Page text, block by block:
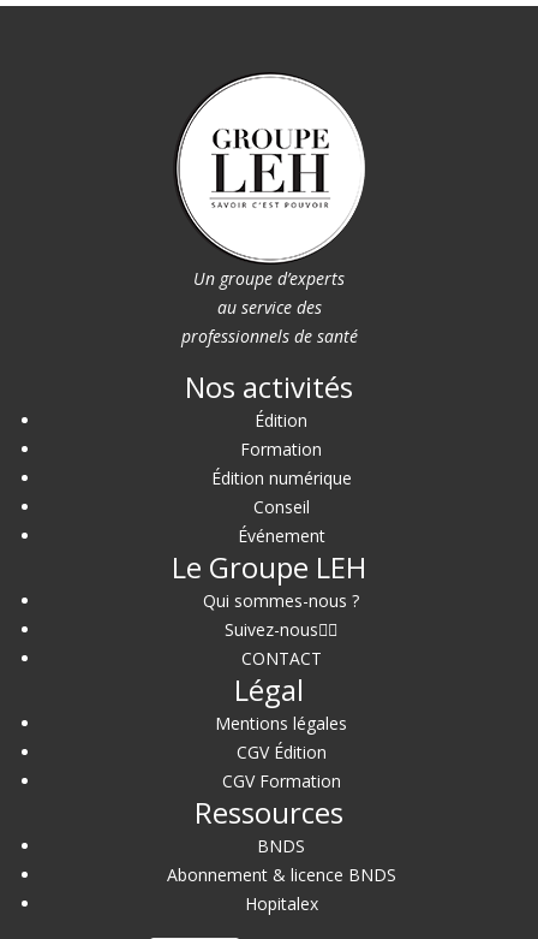
Un groupe d’experts
au service des
professionnels de santé
Nos activités
Édition
Formation
Édition numérique
Conseil
Événement
Le Groupe LEH
Qui sommes-nous ?
Suivez-nous
CONTACT
Légal
Mentions légales
CGV Édition
CGV Formation
Ressources
BNDS
Abonnement & licence BNDS
Hopitalex